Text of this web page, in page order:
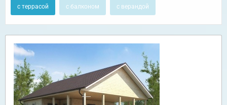
с террасой с балконом с верандой